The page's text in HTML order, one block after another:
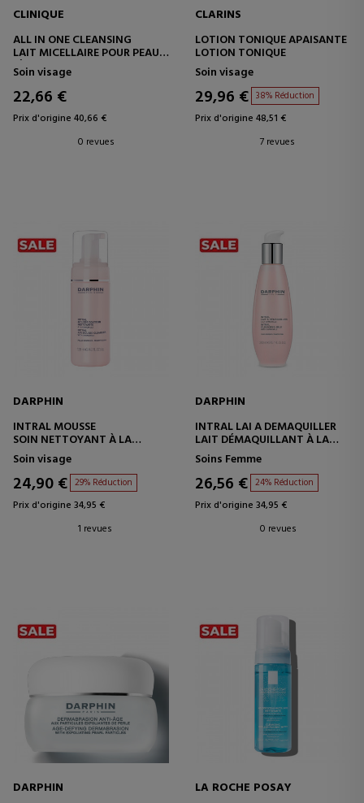
CLINIQUE
ALL IN ONE CLEANSING
LAIT MICELLAIRE POUR PEAUX
SÈCHES/MIXTES
Soin visage
22,66 €
Prix d'origine 40,66 €
0 revues
CLARINS
LOTION TONIQUE APAISANTE
LOTION TONIQUE
Soin visage
29,96 € 38% Réduction
Prix d'origine 48,51 €
7 revues
DARPHIN
INTRAL MOUSSE
SOIN NETTOYANT À LA
CAMOMILLE
Soin visage
24,90 € 29% Réduction
Prix d'origine 34,95 €
1 revues
DARPHIN
INTRAL LAI A DEMAQUILLER
LAIT DÉMAQUILLANT À LA
CAMOMILLE
Soins Femme
26,56 € 24% Réduction
Prix d'origine 34,95 €
0 revues
DARPHIN
LA ROCHE POSAY